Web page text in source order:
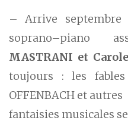
– Arrive septembre
soprano–piano
MASTRANI et
toujours : les
OFFENBACH et autres
fantaisies musicales